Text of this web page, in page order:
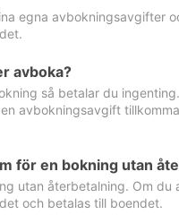
egna avbokningsavgifter
avboka?
så betalar du
avbokningsavgift
för en bokning utan
utan återbetalning. Om
och betalas till boendet.